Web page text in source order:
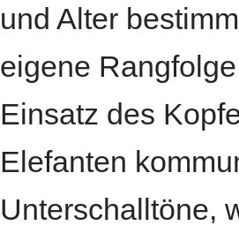
und Alter
eigene
Einsatz des
Elefanten
Unterschalltöne,